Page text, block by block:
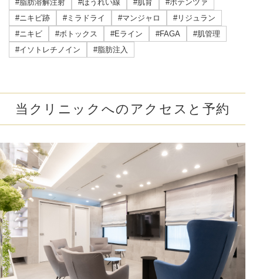
#脂肪溶解注射
#ほうれい線 #肌育
#ポテンツァ
#ニキビ跡
#ミラドライ #マンジャロ
#リジュラン
#ニキビ
#ボトックス #Eライン #FAGA
#肌管理
#イソトレチノイン
#脂肪注入
当クリニックへのアクセスと予約